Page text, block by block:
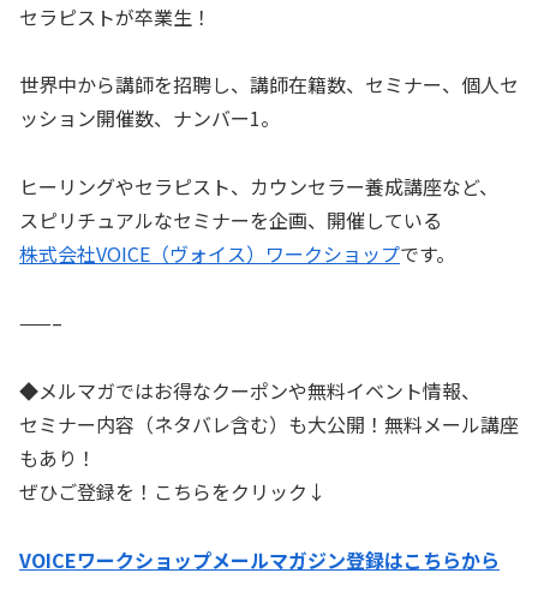
セラピストが卒業生！
世界中から講師を招聘し、講師在籍数、セミナー、個人セ
ッション開催数、ナンバー1。
ヒーリングやセラピスト、カウンセラー養成講座など、
スピリチュアルなセミナーを企画、開催している
株式会社VOICE（ヴォイス）ワークショップです。
——–
◆メルマガではお得なクーポンや無料イベント情報、
セミナー内容（ネタバレ含む）も大公開！無料メール講座
もあり！
ぜひご登録を！こちらをクリック↓
VOICEワークショップメールマガジン登録はこちらから